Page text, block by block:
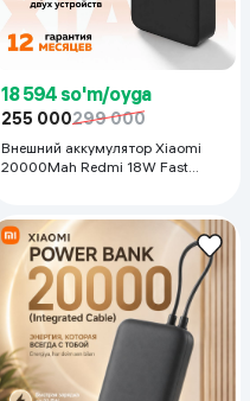
18 594 so'm/oyga
255 000299 000
Внешний аккумулятор Xiaomi
20000Mah Redmi 18W Fast